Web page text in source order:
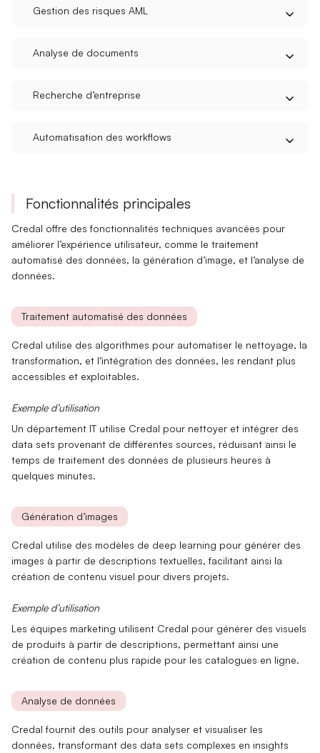
Gestion des risques AML
Analyse de documents
Recherche d’entreprise
Automatisation des workflows
Fonctionnalités principales
Credal offre desfonctionnalités techniques avancées pour
améliorer l’expérience utilisateur, comme le traitement
automatisé des données, la génération d’image, et l’analyse de
données.
Traitement automatisé des données
Credal utilise des algorithmes pour automatiser le nettoyage, la
transformation, et l’intégration des données, les rendant plus
accessibles et exploitables.
Exemple d’utilisation
Un département IT utilise Credal pour nettoyer et intégrer des
data sets provenant de différentes sources, réduisant ainsi le
temps de traitement des données de plusieurs heures à
quelques minutes.
Génération d’images
Credal utilise des modèles de deep learning pour générer des
images à partir de descriptions textuelles, facilitant ainsi la
création de contenu visuel pour divers projets.
Exemple d’utilisation
Les équipes marketing utilisent Credal pour générer desvisuels
de produits à partir de descriptions, permettant ainsi une
création de contenu plus rapide pour les catalogues en ligne.
Analyse de données
Credal fournit des outils pour analyser etvisualiser les
données, transformant des data sets complexes en insights